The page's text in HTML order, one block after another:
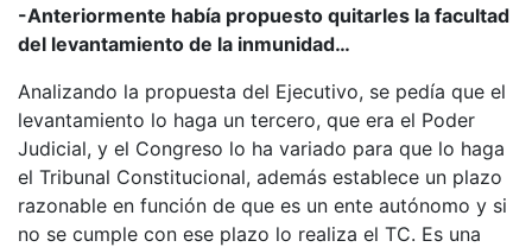
-Anteriormente había propuesto quitarles la facultad
del levantamiento de la inmunidad…
Analizando la propuesta del Ejecutivo, se pedía que el
levantamiento lo haga un tercero, que era el Poder
Judicial, y el Congreso lo ha variado para que lo haga
el Tribunal Constitucional, además establece un plazo
razonable en función de que es un ente autónomo y si
no se cumple con ese plazo lo realiza el TC. Es una